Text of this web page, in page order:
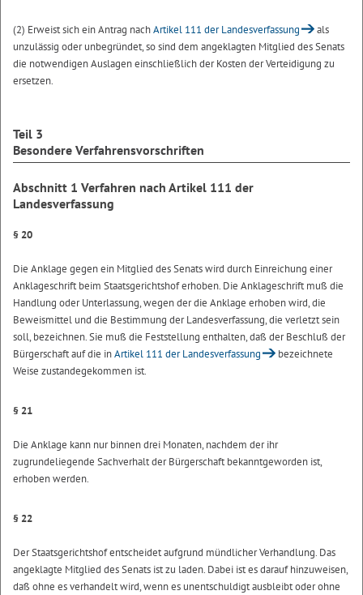
(2) Erweist sich ein Antrag nachArtikel 111 der Landesverfassung
als
unzulässig oder unbegründet, so sind dem angeklagten Mitglied des Senats
die notwendigen Auslagen einschließlich der Kosten der Verteidigung zu
ersetzen.
Teil 3
Besondere Verfahrensvorschriften
Abschnitt 1 Verfahren nach Artikel 111 der
Landesverfassung
§ 20
Die Anklage gegen ein Mitglied des Senats wird durch Einreichung einer
Anklageschrift beim Staatsgerichtshof erhoben. Die Anklageschrift muß die
Handlung oder Unterlassung, wegen der die Anklage erhoben wird, die
Beweismittel und die Bestimmung der Landesverfassung, die verletzt sein
soll, bezeichnen. Sie muß die Feststellung enthalten, daß der Beschluß der
Bürgerschaft auf die inArtikel 111 der Landesverfassung
bezeichnete
Weise zustandegekommen ist.
§ 21
Die Anklage kann nur binnen drei Monaten, nachdem der ihr
zugrundeliegende Sachverhalt der Bürgerschaft bekanntgeworden ist,
erhoben werden.
§ 22
Der Staatsgerichtshof entscheidet aufgrund mündlicher Verhandlung. Das
angeklagte Mitglied des Senats ist zu laden. Dabei ist es darauf hinzuweisen,
daß ohne es verhandelt wird, wenn es unentschuldigt ausbleibt oder ohne